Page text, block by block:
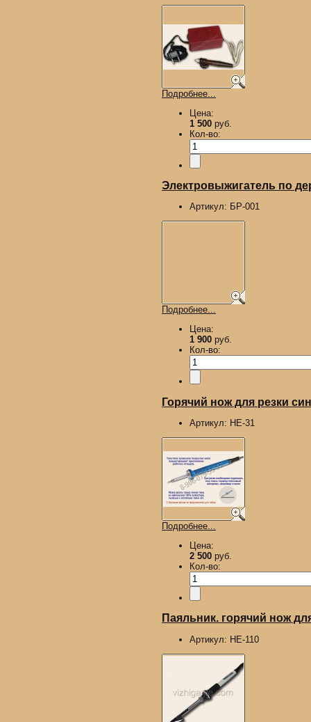
Подробнее...
Цена:
1 500 руб.
Кол-во:
Электровыжигатель по
Артикул: БР-001
Подробнее...
Цена:
1 900 руб.
Кол-во:
Горячий нож для резки
Артикул: HE-31
Подробнее...
Цена:
2 500 руб.
Кол-во:
Паяльник. горячий нож
Артикул: HE-110